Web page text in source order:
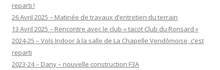
reparti !
26 Avril 2025 – Matinée de travaux d’entretien du terrain
13 Avril 2025 – Rencontre avec le club « tacot Club du Ronsard »
2024-25 – Vols Indoor à la salle de La Chapelle Vendômoise, c’est
reparti
2023-24 – Dany – nouvelle construction F3A